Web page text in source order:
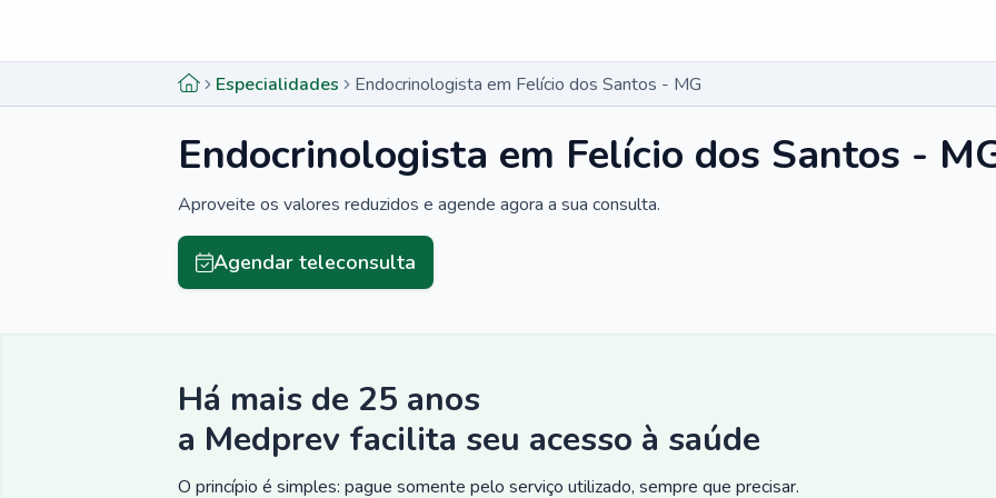
Especialidades Endocrinologista em Felício dos Santos - MG
Endocrinologista em Felício dos Santos -
Aproveite os valores reduzidos e agende agora a sua consulta.
Agendar teleconsulta
Há mais de 25 anos
a Medprev facilita seu acesso à saúde
O princípio é simples: pague somente pelo serviço utilizado, sempre que precisar.